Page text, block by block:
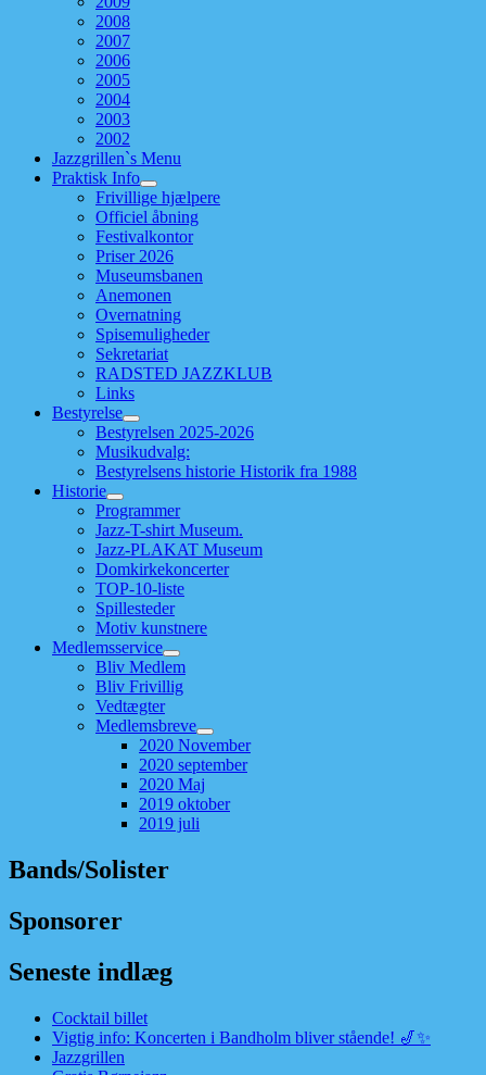
2008
2007
2006
2005
2004
2003
2002
Jazzgrillen`s Menu
Praktisk Info
Frivillige hjælpere
Officiel åbning
Festivalkontor
Priser 2026
Museumsbanen
Anemonen
Overnatning
Spisemuligheder
Sekretariat
RADSTED JAZZKLUB
Links
Bestyrelse
Bestyrelsen 2025-2026
Musikudvalg:
Bestyrelsens historie Historik fra 1988
Historie
Programmer
Jazz-T-shirt Museum.
Jazz-PLAKAT Museum
Domkirkekoncerter
TOP-10-liste
Spillesteder
Motiv kunstnere
Medlemsservice
Bliv Medlem
Bliv Frivillig
Vedtægter
Medlemsbreve
2020 November
2020 september
2020 Maj
2019 oktober
2019 juli
Bands/Solister
Sponsorer
Seneste indlæg
Cocktail billet
Vigtig info: Koncerten i Bandholm bliver stående! 🎷✨
Jazzgrillen